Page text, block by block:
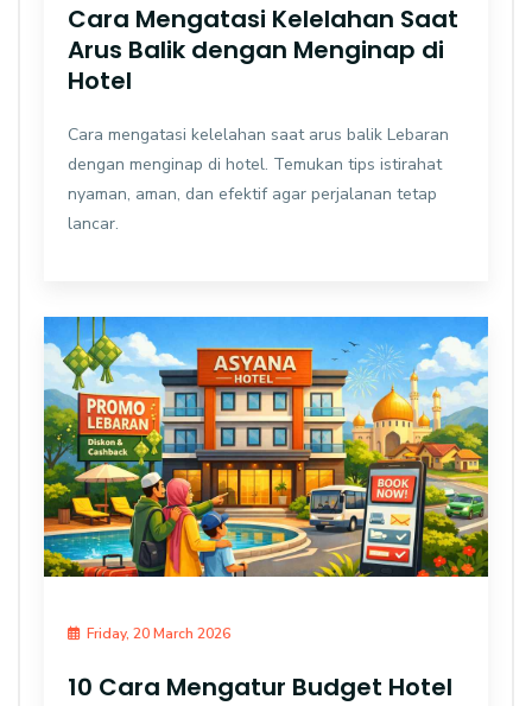
Cara Mengatasi Kelelahan Saat
Arus Balik dengan Menginap di
Hotel
Cara mengatasi kelelahan saat arus balik Lebaran
dengan menginap di hotel. Temukan tips istirahat
nyaman, aman, dan efektif agar perjalanan tetap
lancar.
Friday, 20 March 2026
10 Cara Mengatur Budget Hotel